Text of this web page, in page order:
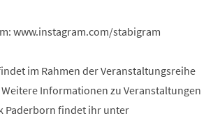
www.instagram.com/stabigram
im Rahmen der Veranstaltungsreihe
Informationen zu Veranstaltungen
Paderborn findet ihr unter